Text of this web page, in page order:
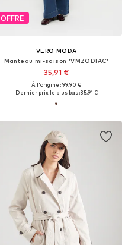
OFFRE
VERO MODA
Manteau mi-saison 'VMZODIAC'
35,91 €
À l'origine : 99,90 €
Dernier prix le plus bas :35,91 €